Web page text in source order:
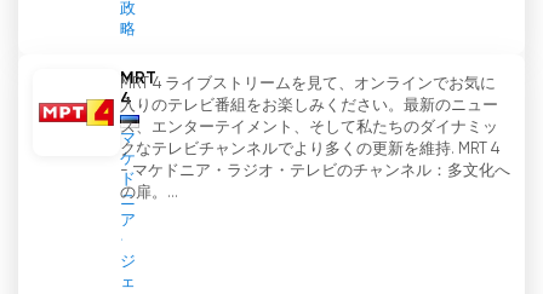
政
略
MRT
4
マ
ケ
ド
ニ
ア
ジ
ェ
MRT 4 ライブストリームを見て、オンラインでお気に
入りのテレビ番組をお楽しみください。最新のニュー
ス、エンターテイメント、そして私たちのダイナミッ
クなテレビチャンネルでより多くの更新を維持. MRT 4
- マケドニア・ラジオ・テレビのチャンネル：多文化へ
の扉。...